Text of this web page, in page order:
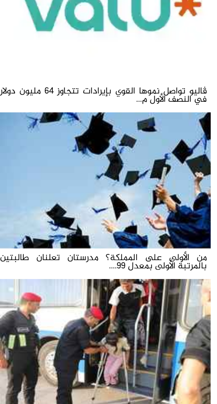
ڤاليو تواصل نموها القوي بإيرادات تتجاوز 64 مليون دولار
في النصف الأول م...
من الأولى على المملكة؟ مدرستان تعلنان طالبتين
بالمرتبة الأولى بمعدل 99....